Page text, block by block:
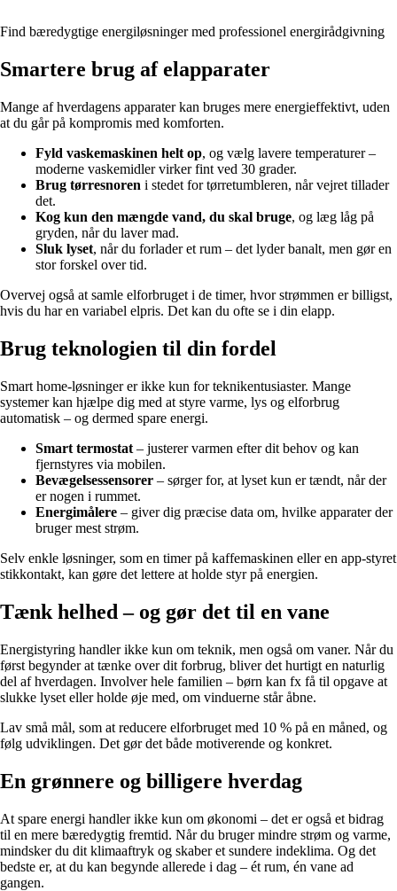
Find bæredygtige energiløsninger med professionel energirådgivning
Smartere brug af elapparater
Mange af hverdagens apparater kan bruges mere energieffektivt, uden
at du går på kompromis med komforten.
Fyld vaskemaskinen helt op, og vælg lavere temperaturer –
moderne vaskemidler virker fint ved 30 grader.
Brug tørresnoren i stedet for tørretumbleren, når vejret tillader
det.
Kog kun den mængde vand, du skal bruge, og læg låg på
gryden, når du laver mad.
Sluk lyset, når du forlader et rum – det lyder banalt, men gør en
stor forskel over tid.
Overvej også at samle elforbruget i de timer, hvor strømmen er billigst,
hvis du har en variabel elpris. Det kan du ofte se i din elapp.
Brug teknologien til din fordel
Smart home-løsninger er ikke kun for teknikentusiaster. Mange
systemer kan hjælpe dig med at styre varme, lys og elforbrug
automatisk – og dermed spare energi.
Smart termostat – justerer varmen efter dit behov og kan
fjernstyres via mobilen.
Bevægelsessensorer – sørger for, at lyset kun er tændt, når der
er nogen i rummet.
Energimålere – giver dig præcise data om, hvilke apparater der
bruger mest strøm.
Selv enkle løsninger, som en timer på kaffemaskinen eller en app-styret
stikkontakt, kan gøre det lettere at holde styr på energien.
Tænk helhed – og gør det til en vane
Energistyring handler ikke kun om teknik, men også om vaner. Når du
først begynder at tænke over dit forbrug, bliver det hurtigt en naturlig
del af hverdagen. Involver hele familien – børn kan fx få til opgave at
slukke lyset eller holde øje med, om vinduerne står åbne.
Lav små mål, som at reducere elforbruget med 10 % på en måned, og
følg udviklingen. Det gør det både motiverende og konkret.
En grønnere og billigere hverdag
At spare energi handler ikke kun om økonomi – det er også et bidrag
til en mere bæredygtig fremtid. Når du bruger mindre strøm og varme,
mindsker du dit klimaaftryk og skaber et sundere indeklima. Og det
bedste er, at du kan begynde allerede i dag – ét rum, én vane ad
gangen.